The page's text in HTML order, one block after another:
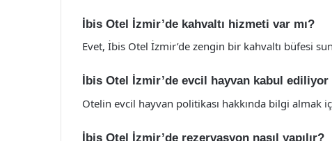
İbis Otel İzmir’de kahvaltı hizmeti var mı?
Evet, İbis Otel İzmir’de zengin bir kahvaltı büfesi
İbis Otel İzmir’de evcil hayvan kabul ediliyor
Otelin evcil hayvan politikası hakkında bilgi
İbis Otel İzmir’de rezervasyon nasıl yapılır?